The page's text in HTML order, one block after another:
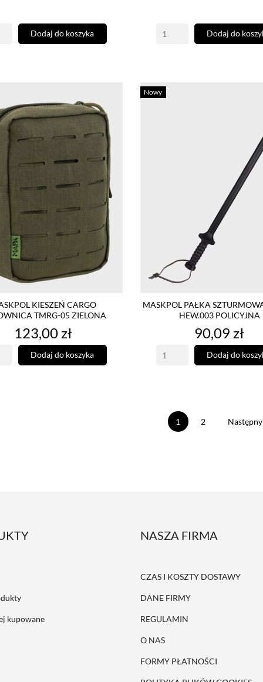
Dodaj do koszyka Dodaj do
KIESZEŃ CARGO
TMRG-05 ZIELONA
Cena
123,00 zł
Dodaj do koszyka
MASKPOL PAŁKA
HEW.003 POLICYJNA
Cena
90,09 zł
Dodaj do
Nowy
1 2 Następny
kupowane
NASZA FIRMA
CZAS I KOSZTY DOSTAWY
DANE FIRMY
REGULAMIN
O NAS
FORMY PŁATNOŚCI